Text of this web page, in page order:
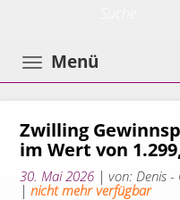
Toggle
navigation
Menü
Zwilling
im Wert von
30. Mai 2026 | von: Denis -
| nicht mehr verfügbar